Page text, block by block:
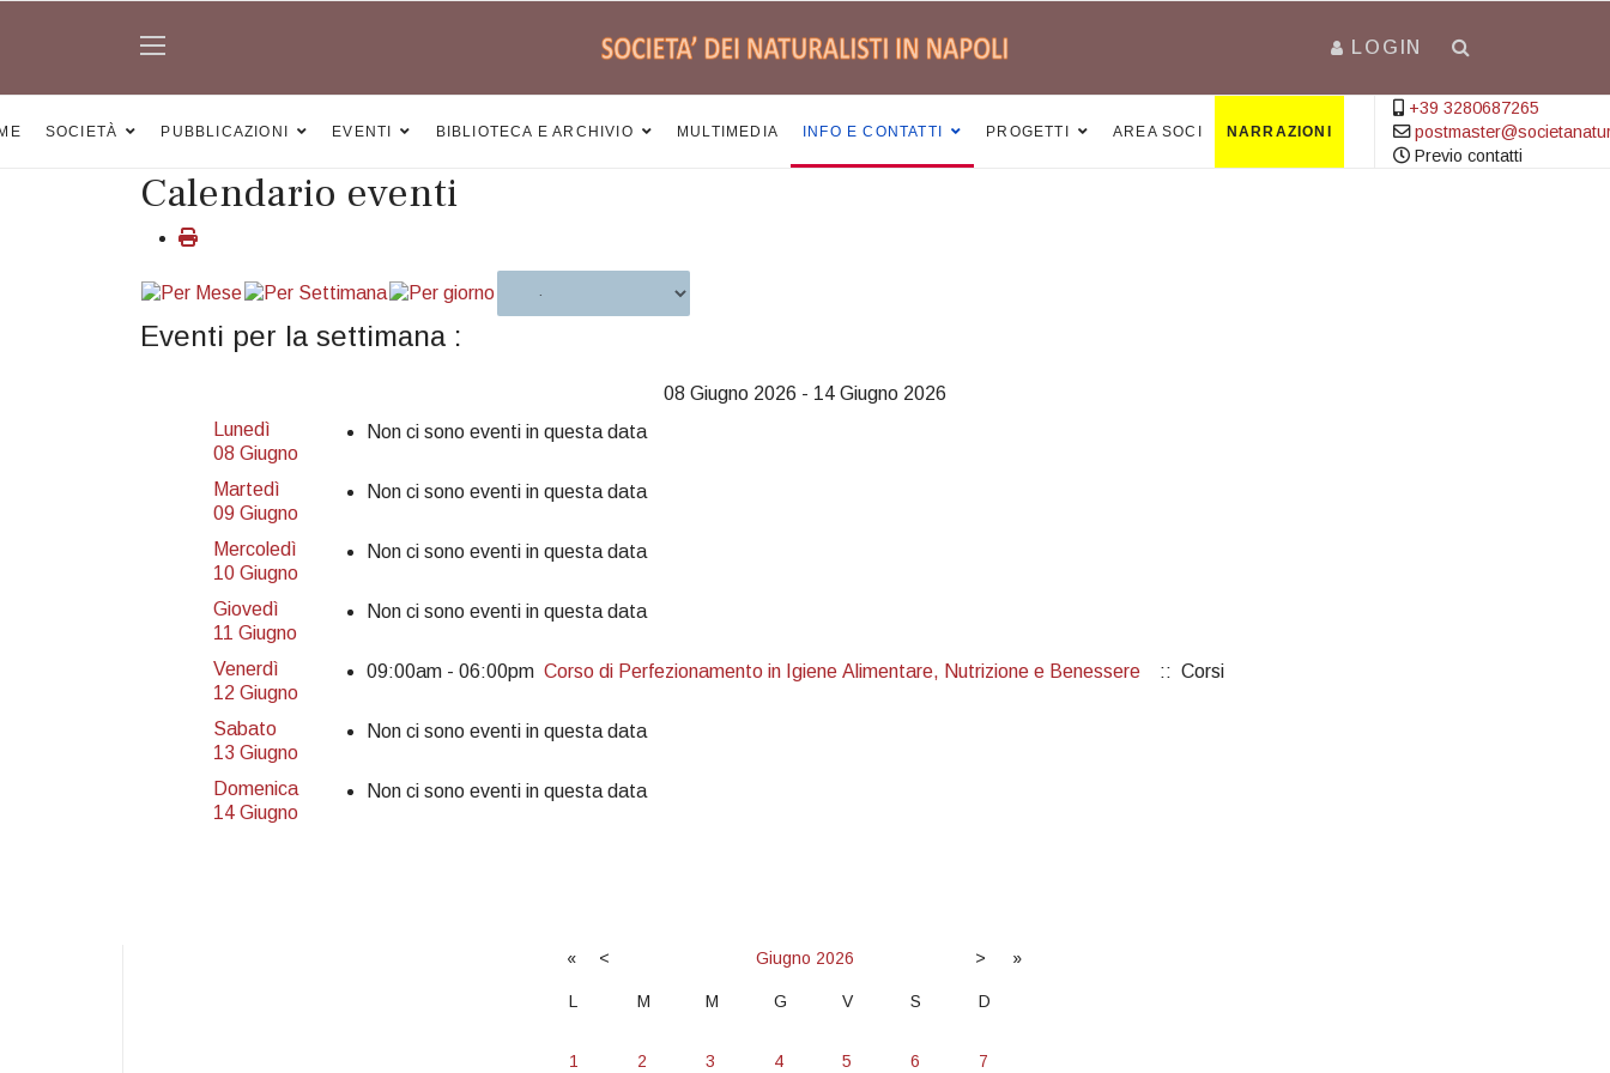
LOGIN
SOCIETÀ PUBBLICAZIONI EVENTI BIBLIOTECA E ARCHIVIO MULTIMEDIA INFO E CONTATTI PROGETTI AREA SOCI NARRAZIONI
+39 3280687265
Previo contatti
Calendario eventi
Eventi per la settimana :
08 Giugno 2026 - 14 Giugno 2026
Lunedì
08 Giugno
Non ci sono eventi in questa data
Martedì
09 Giugno
Non ci sono eventi in questa data
Mercoledì
10 Giugno
Non ci sono eventi in questa data
Giovedì
11 Giugno
Non ci sono eventi in questa data
Venerdì
12 Giugno
09:00am - 06:00pm Corso di Perfezionamento in Igiene Alimentare, Nutrizione e Benessere :: Corsi
Sabato
13 Giugno
Non ci sono eventi in questa data
Domenica
14 Giugno
Non ci sono eventi in questa data
« < Giugno 2026 > »
L M M G V S D
1 2 3 4 5 6 7